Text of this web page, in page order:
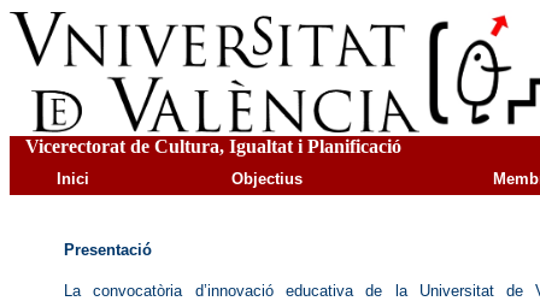
Vicerectorat de Cultura, Igualtat i Planificació
Inici Objectius
Presentació
Laconvocatòria d’innovació educativa de la Universitat de